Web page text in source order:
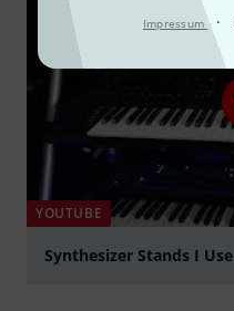
Impressum ·
YOUTUBE
Synthesizer Stands I Use